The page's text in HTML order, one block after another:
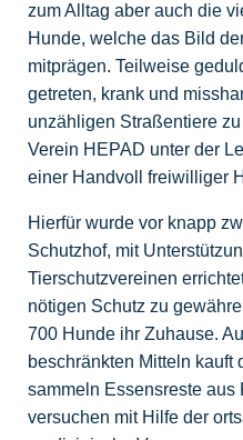
zum Alltag aber auch die
Hunde, welche das Bild
mitprägen. Teilweise
getreten, krank und
unzähligen Straßentiere
Verein HEPAD unter der
einer Handvoll freiwilliger
Hierfür wurde vor knapp
Schutzhof, mit
Tierschutzvereinen
nötigen Schutz zu
700 Hunde ihr Zuhause.
beschränkten Mitteln kauft
sammeln Essensreste aus
versuchen mit Hilfe der